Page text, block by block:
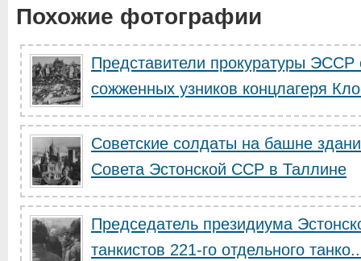
Похожие фотографии
Представители прокуратуры ЭССР
сожженных узников концлагеря
Советские солдаты на башне
Совета Эстонской ССР в Таллине
Председатель президиума
танкистов 221-го отдельного